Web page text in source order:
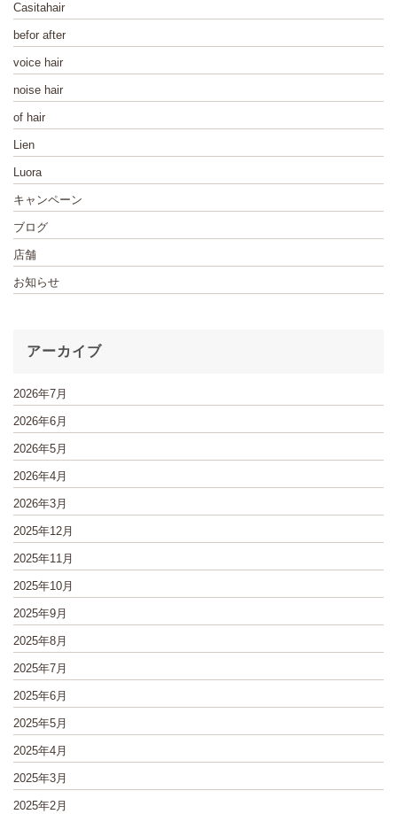
Casitahair
befor after
voice hair
noise hair
of hair
Lien
Luora
キャンペーン
ブログ
店舗
お知らせ
アーカイブ
2026年7月
2026年6月
2026年5月
2026年4月
2026年3月
2025年12月
2025年11月
2025年10月
2025年9月
2025年8月
2025年7月
2025年6月
2025年5月
2025年4月
2025年3月
2025年2月